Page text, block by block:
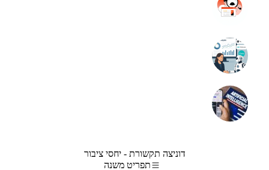
דוניצה תקשורת - יחסי ציבור
תפריט משנה